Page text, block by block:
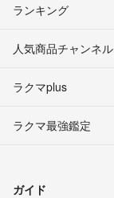
ランキング
人気商品チャンネル
ラクマplus
ラクマ最強鑑定
ガイド